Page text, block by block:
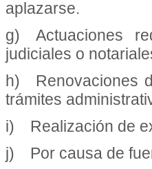
aplazarse.
g) Actuaciones
judiciales o
h) Renovaciones
trámites
i) Realización de
j) Por causa de